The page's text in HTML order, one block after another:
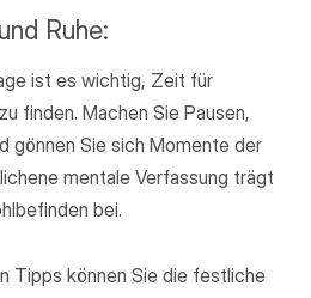
Ruhe:
ist es wichtig, Zeit für
finden. Machen Sie Pausen,
gönnen Sie sich Momente der
mentale Verfassung trägt
bei.
Tipps können Sie die festliche